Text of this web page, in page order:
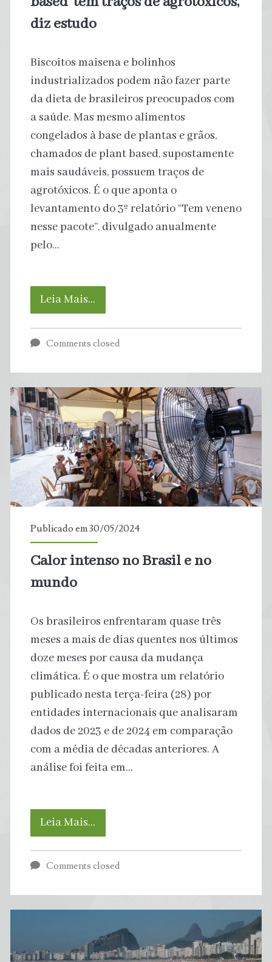
diz estudo
Biscoitos maisena e bolinhos
industrializados podem não fazer parte
da dieta de brasileiros preocupados com
a saúde. Mas mesmo alimentos
congelados à base de plantas e grãos,
chamados de plant based, supostamente
mais saudáveis, possuem traços de
agrotóxicos. É o que aponta o
levantamento do 3º relatório “Tem veneno
nesse pacote”, divulgado anualmente
pelo…
Leia Mais…
maisena,
e
até
alimentos
‘plant
têm
agrotóxicos,
diz
estudo
Comments closed
Publicado em 30/05/2024
Calor intenso no Brasil e no
mundo
Os brasileiros enfrentaram quase três
meses a mais de dias quentes nos últimos
doze meses por causa da mudança
climática. É o que mostra um relatório
publicado nesta terça-feira (28) por
entidades internacionais que analisaram
dados de 2023 e de 2024 em comparação
com a média de décadas anteriores. A
análise foi feita em…
Leia Mais…
intenso
no
Comments closed